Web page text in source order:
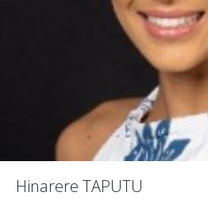
Hinarere TAPUTU